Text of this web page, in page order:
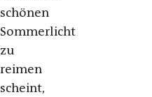
schönen
Sommerlicht
zu
reimen
scheint,